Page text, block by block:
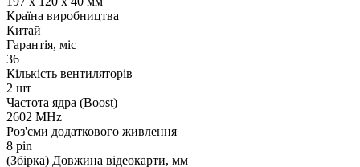
Країна виробництва
Китай
Гарантія, міс
36
Кількість вентиляторів
2 шт
Частота ядра (Boost)
2602 MHz
Роз'єми додаткового живлення
8 pin
(Збірка) Довжина відеокарти, мм